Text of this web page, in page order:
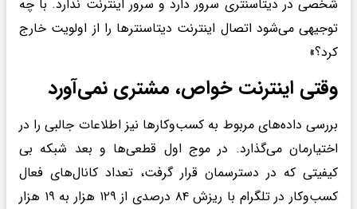
شخصی در دیتاسنتری سرور دارد و سرور اینترنت ندارد. با چه
توجیهی می‌شود اتصال اینترنت دیتاسنترها را از اولویت خارج
کرد؟»
وقتی اینترنت خواص، مشتری نمی‌آورد
بررسی داده‌های مربوط به کسب‌وکارها نیز اطلاعات جالبی را در
اختیارمان می‌گذارد. در موج اول قطعی‌ها و بعد شبکه بی
کیفیتی که در دسترسمان قرار گرفت، تعداد کانال‌های فعال
کسب‌وکار در تلگرام با ریزش ۸۴ درصدی از ۱۲۹ هزار به ۱۹ هزار